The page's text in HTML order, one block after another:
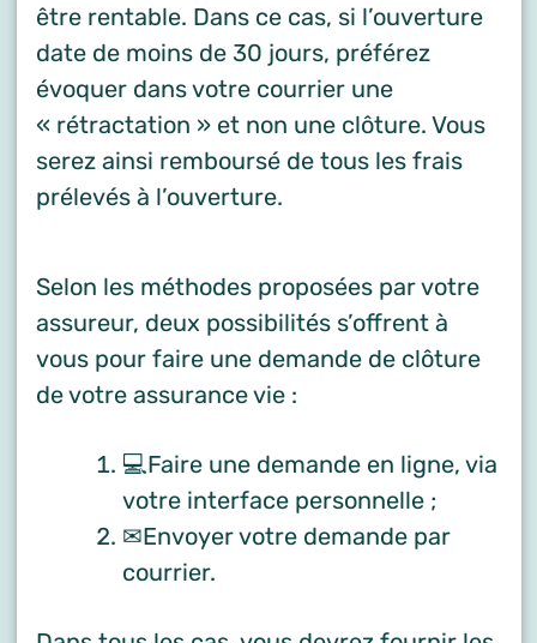
être rentable. Dans ce cas, si l’ouverture
date de moins de 30 jours, préférez
évoquer dans votre courrier une
« rétractation » et non une clôture. Vous
serez ainsi remboursé de tous les frais
prélevés à l’ouverture.
Selon les méthodes proposées par votre
assureur, deux possibilités s’offrent à
vous pour faire une demande de clôture
de votre assurance vie :
💻Faire une demande en ligne, via
votre interface personnelle ;
✉Envoyer votre demande par
courrier.